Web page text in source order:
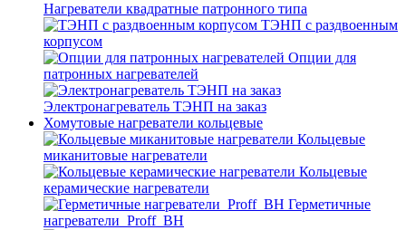
Нагреватели квадратные патронного типа
ТЭНП с раздвоенным
корпусом
Опции для
патронных нагревателей
Электронагреватель ТЭНП на заказ
Хомутовые нагреватели кольцевые
Кольцевые
миканитовые нагреватели
Кольцевые
керамические нагреватели
Герметичные
нагреватели_Proff_BH